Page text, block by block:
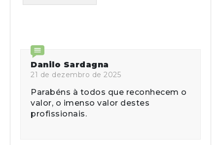
Danilo Sardagna
21 de dezembro de 2025
Parabéns à todos que reconhecem o
valor, o imenso valor destes
profissionais.